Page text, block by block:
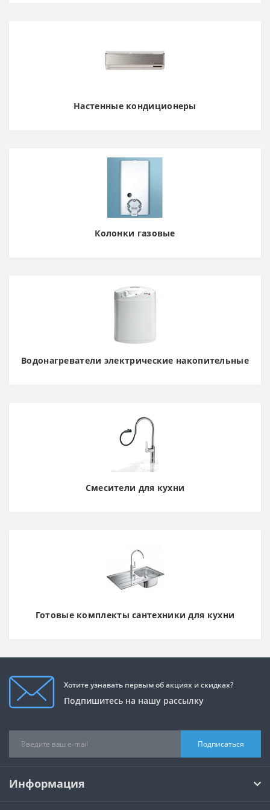
Настенные кондиционеры
Колонки газовые
Водонагреватели электрические накопительные
Смесители для кухни
Готовые комплекты сантехники для кухни
Хотите узнавать первым об акциях и скидках?
Подпишитесь на нашу рассылку
Подписаться
Информация